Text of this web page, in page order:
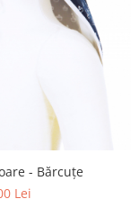
- Bărcuțe
Lei